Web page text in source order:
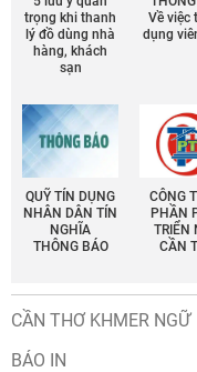
trọng khi thanh
lý đồ dùng nhà
hàng, khách
sạn
Về việc
dụng
QUỸ TÍN DỤNG
NHÂN DÂN TÍN
NGHĨA
THÔNG BÁO
CÔNG
PHẦN
TRIỂN
CẦN
CẦN THƠ KHMER NGỮ
BÁO IN